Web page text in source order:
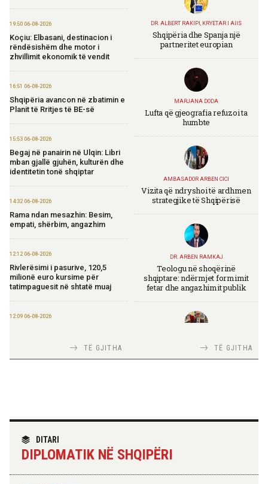
19:50 06-08-2026
Koçiu: Elbasani, destinacion i
rëndësishëm dhe motor i
zhvillimit ekonomik të vendit
16:51 06-08-2026
Shqipëria avancon në zbatimin e
Planit të Rritjes të BE-së
15:53 06-08-2026
Begaj në panairin në Ulqin: Libri
mban gjallë gjuhën, kulturën dhe
identitetin tonë shqiptar
14:32 06-08-2026
Rama ndan mesazhin: Besim,
empati, shërbim, angazhim
12:12 06-08-2026
Rivlerësimi i pasurive, 120,5
milionë euro kursime për
tatimpaguesit në shtatë muaj
12:09 06-08-2026
09:52 06-08-2026
Përmbarimi Shtetëror, 22 zyra në
vendimeve të gjykatave
TË GJITHA
DR. ALBERT RAKIPI, KRYETAR I AIIS
Shqipëria dhe Spanja një
partneritet europian
MARJANA DODA
Lufta që gjeografia refuzoi ta
humbte
AMBASADOR ARBEN CICI
Vizita që ndryshoi të ardhmen
strategjike të Shqipërisë
DR. ARBEN RAMKAJ
Teologu në shoqërinë
shqiptare: ndërmjet formimit
fetar dhe angazhimit publik
TIRANA DIPLOMAT
TIRANA DIPLOMAT
Skënderbeut dhe Ismail
TË GJITHA
DITARI
DIPLOMATIK NË SHQIPËRI